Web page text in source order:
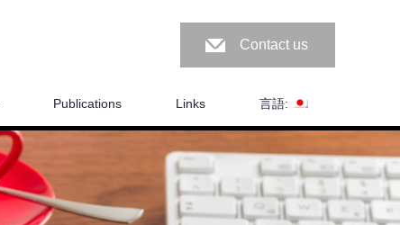
Contact us
Publications Links 言語: